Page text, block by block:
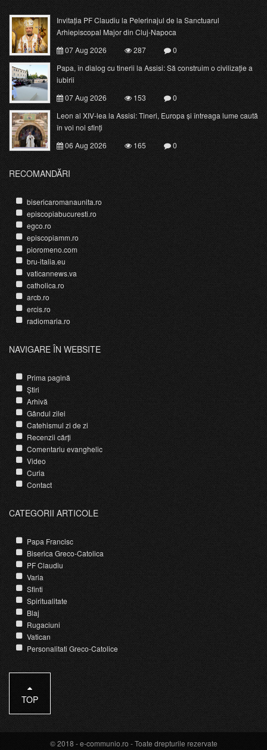
Invitația PF Claudiu la Pelerinajul de la Sanctuarul
Arhiepiscopal Major din Cluj-Napoca
07 Aug 2026
287
0
Papa, în dialog cu tinerii la Assisi: Să construim o civilizație a
iubirii
07 Aug 2026
153
0
Leon al XIV-lea la Assisi: Tineri, Europa și întreaga lume caută
în voi noi sfinți
06 Aug 2026
165 0
RECOMANDĂRI
bisericaromanaunita.ro
episcopiabucuresti.ro
egco.ro
episcopiamm.ro
pioromeno.com
bru-italia.eu
vaticannews.va
catholica.ro
arcb.ro
ercis.ro
radiomaria.ro
NAVIGARE ÎN WEBSITE
Prima pagină
Știri
Arhivă
Gândul zilei
Catehismul zi de zi
Recenzii cărți
Comentariu evanghelic
Video
Curia
Contact
CATEGORII ARTICOLE
Papa Francisc
Biserica Greco-Catolica
PF Claudiu
Varia
Sfinti
Spiritualitate
Blaj
Rugaciuni
Vatican
Personalitati Greco-Catolice
TOP
© 2018 -e-communio.ro - Toate drepturile rezervate